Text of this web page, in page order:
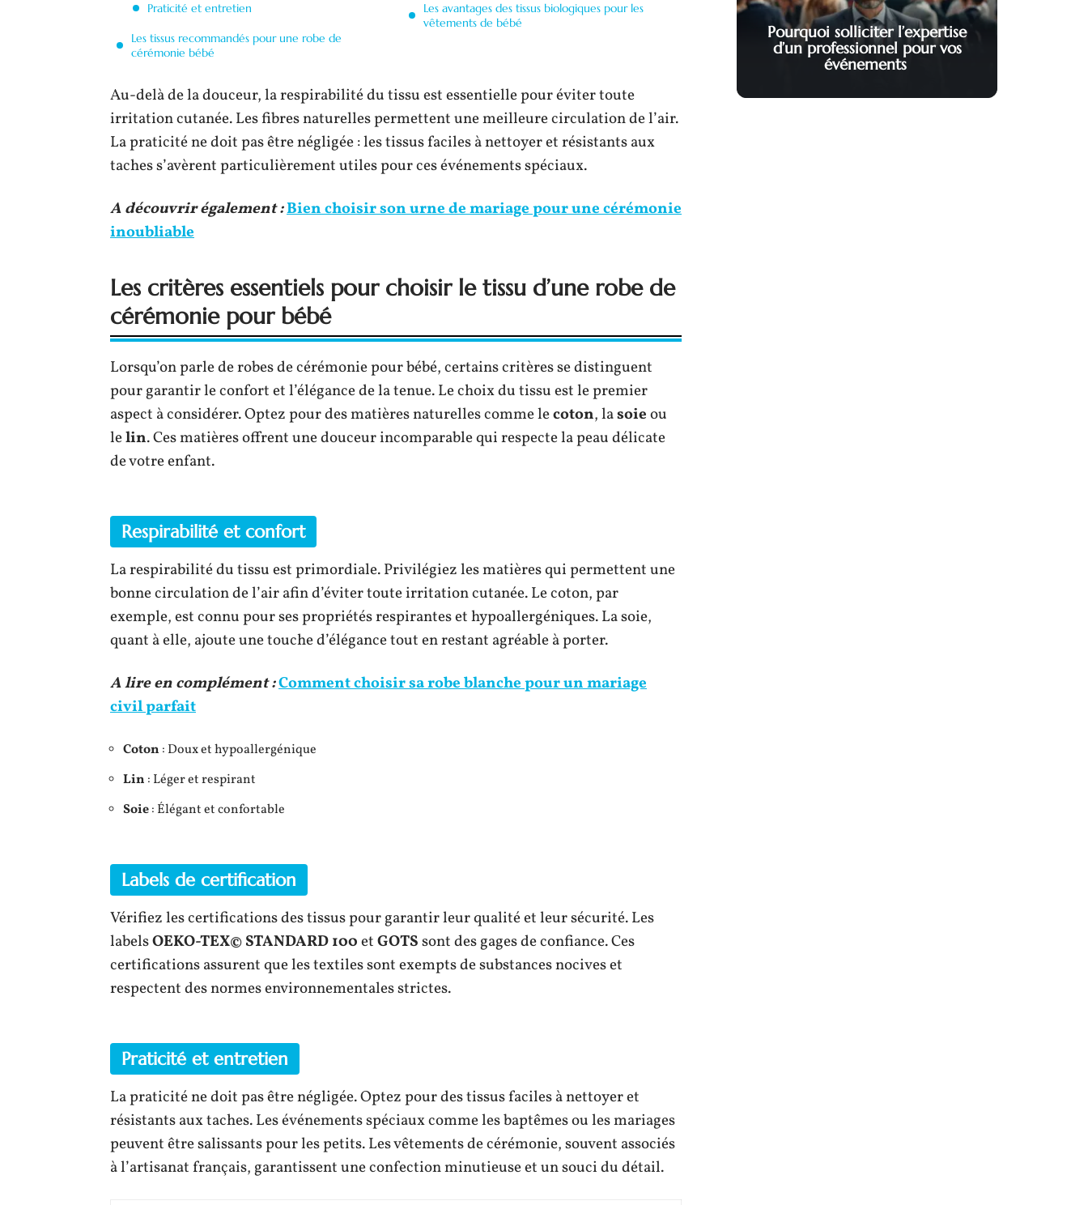
Praticité et entretien
Les tissus recommandés pour une robe de
cérémonie bébé
Les avantages des tissus biologiques pour les
vêtements de bébé
Au-delà de la douceur, la respirabilité du tissu est essentielle pour éviter toute
irritation cutanée. Les fibres naturelles permettent une meilleure circulation de l’air.
La praticité ne doit pas être négligée : les tissus faciles à nettoyer et résistants aux
taches s’avèrent particulièrement utiles pour ces événements spéciaux.
A découvrir également :Bien choisir son urne de mariage pour une cérémonie
inoubliable
Les critères essentiels pour choisir le tissu d’une robe de
cérémonie pour bébé
Lorsqu’on parle de robes de cérémonie pour bébé, certains critères se distinguent
pour garantir le confort et l’élégance de la tenue. Le choix du tissu est le premier
aspect à considérer. Optez pour des matières naturelles comme lecoton, lasoieou
lelin. Ces matières offrent une douceur incomparable qui respecte la peau délicate
de votre enfant.
Respirabilité et confort
La respirabilité du tissu est primordiale. Privilégiez les matières qui permettent une
bonne circulation de l’air afin d’éviter toute irritation cutanée. Le coton, par
exemple, est connu pour ses propriétés respirantes et hypoallergéniques. La soie,
quant à elle, ajoute une touche d’élégance tout en restant agréable à porter.
A lire en complément :Comment choisir sa robe blanche pour un mariage
civil parfait
Coton : Doux et hypoallergénique
Lin : Léger et respirant
Soie: Élégant et confortable
Labels de certification
Vérifiez les certifications des tissus pour garantir leur qualité et leur sécurité. Les
labelsOEKO-TEX© STANDARD 100etGOTSsont des gages de confiance. Ces
certifications assurent que les textiles sont exempts de substances nocives et
respectent des normes environnementales strictes.
Praticité et entretien
La praticité ne doit pas être négligée. Optez pour des tissus faciles à nettoyer et
résistants aux taches. Les événements spéciaux comme les baptêmes ou les mariages
peuvent être salissants pour les petits. Les vêtements de cérémonie, souvent associés
à l’artisanat français, garantissent une confection minutieuse et un souci du détail.
Pourquoi solliciter l’expertise
d’un professionnel pour vos
événements